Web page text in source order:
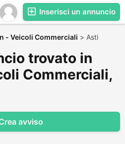
Inserisci un annuncio
- Veicoli Commerciali > Asti
trovato in
Commerciali,
avviso